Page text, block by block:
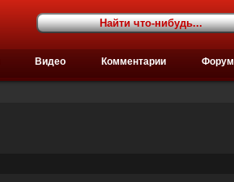
Видео Комментарии Форум